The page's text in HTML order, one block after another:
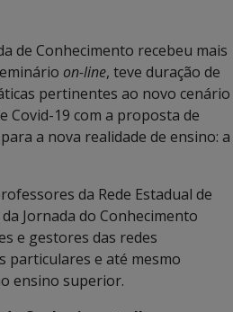
de Conhecimento recebeu mais
on-line, teve duração de
pertinentes ao novo cenário
Covid-19 com a proposta de
a nova realidade de ensino: a
da Rede Estadual de
Jornada do Conhecimento
e gestores das redes
particulares e até mesmo
ensino superior.